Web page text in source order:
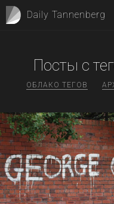
Daily Tannenberg
Посты с
ОБЛАКО ТЕГОВ